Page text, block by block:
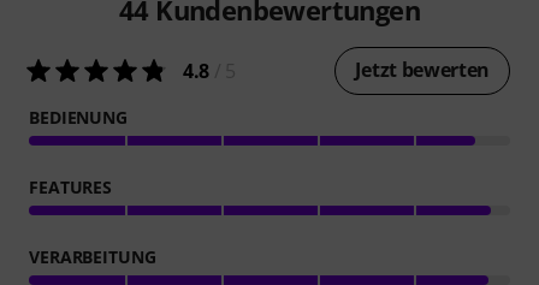
44 Kundenbewertungen
4.8 Jetzt bewerten
BEDIENUNG
FEATURES
VERARBEITUNG